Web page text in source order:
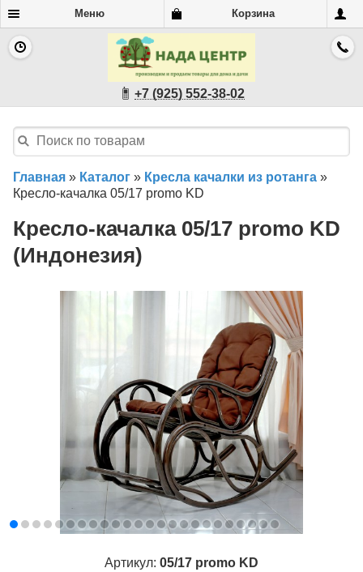
Меню Корзина
+7 (925) 552-38-02
Главная » Каталог » Кресла качалки из ротанга »
Кресло-качалка 05/17 promo KD
Кресло-качалка 05/17 promo KD
(Индонезия)
Артикул: 05/17 promo KD